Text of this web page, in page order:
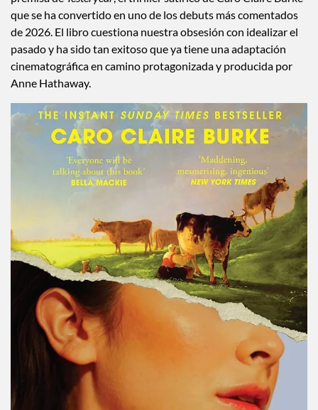
que se ha convertido en uno de los debuts más comentados
de 2026. El libro cuestiona nuestra obsesión con idealizar el
pasado y ha sido tan exitoso que ya tiene una adaptación
cinematográfica en camino protagonizada y producida por
Anne Hathaway.